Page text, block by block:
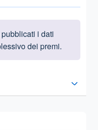
i dati
dei premi.